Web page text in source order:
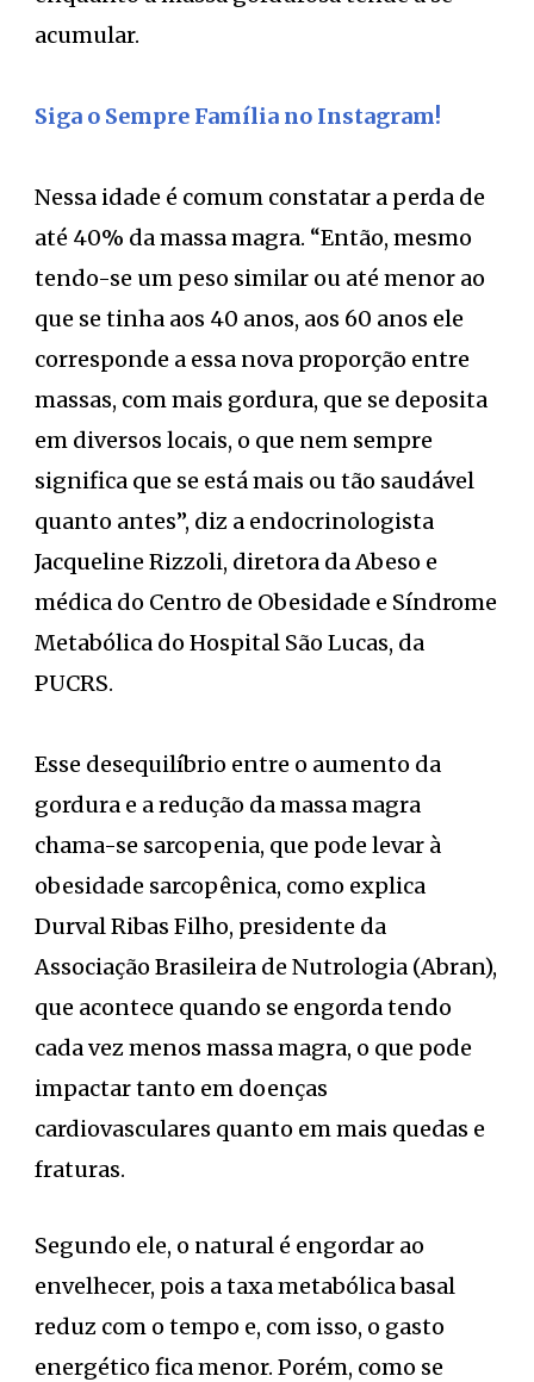
acumular.
Siga o Sempre Família no Instagram!
Nessa idade é comum constatar a perda de
até 40% da massa magra. “Então, mesmo
tendo-se um peso similar ou até menor ao
que se tinha aos 40 anos, aos 60 anos ele
corresponde a essa nova proporção entre
massas, com mais gordura, que se deposita
em diversos locais, o que nem sempre
significa que se está mais ou tão saudável
quanto antes”, diz a endocrinologista
Jacqueline Rizzoli, diretora da Abeso e
médica do Centro de Obesidade e Síndrome
Metabólica do Hospital São Lucas, da
PUCRS.
Esse desequilíbrio entre o aumento da
gordura e a redução da massa magra
chama-se sarcopenia, que pode levar à
obesidade sarcopênica, como explica
Durval Ribas Filho, presidente da
Associação Brasileira de Nutrologia (Abran),
que acontece quando se engorda tendo
cada vez menos massa magra, o que pode
impactar tanto em doenças
cardiovasculares quanto em mais quedas e
fraturas.
Segundo ele, o natural é engordar ao
envelhecer, pois a taxa metabólica basal
reduz com o tempo e, com isso, o gasto
energético fica menor. Porém, como se